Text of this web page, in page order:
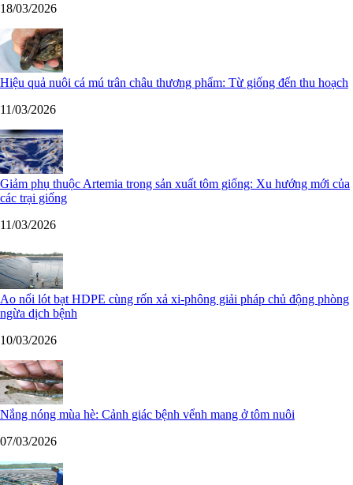
18/03/2026
Hiệu quả nuôi cá mú trân châu thương phẩm: Từ giống đến thu hoạch
11/03/2026
Giảm phụ thuộc Artemia trong sản xuất tôm giống: Xu hướng mới của
các trại giống
11/03/2026
Ao nổi lót bạt HDPE cùng rốn xả xi-phông giải pháp chủ động phòng
ngừa dịch bệnh
10/03/2026
Nắng nóng mùa hè: Cảnh giác bệnh vểnh mang ở tôm nuôi
07/03/2026